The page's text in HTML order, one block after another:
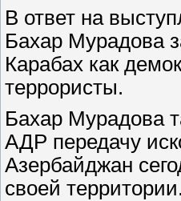
В ответ на
Бахар Мурадова
Карабах как
террористы.
Бахар Мурадова
АДР передачу
Азербайджан
своей территории.